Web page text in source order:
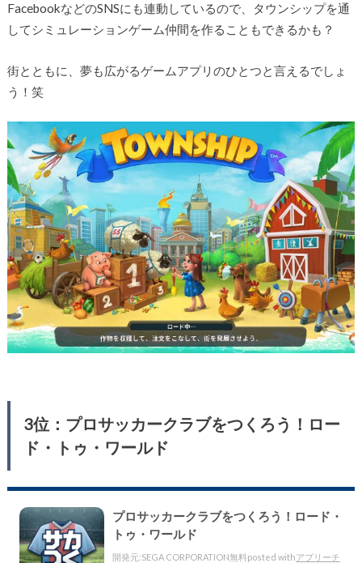
FacebookなどのSNSにも連動しているので、タウンシップを通
してシミュレーションゲーム仲間を作ることもできるかも？
街とともに、夢も広がるゲームアプリのひとつと言えるでしょ
う！笑
3位：プロサッカークラブをつくろう！ロー
ド・トゥ・ワールド
プロサッカークラブをつくろう！ロード・
トゥ・ワールド
開発元:SEGA CORPORATION無料posted withアプリーチ